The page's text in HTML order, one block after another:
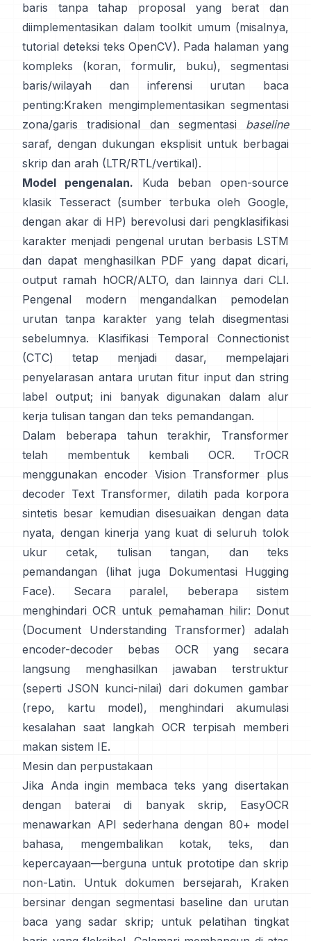
baris tanpa tahap proposal yang berat dan
diimplementasikan dalam toolkit umum (misalnya,
tutorial deteksi teks OpenCV). Pada halaman yang
kompleks (koran, formulir, buku), segmentasi
baris/wilayah dan inferensi urutan baca
penting:Kraken mengimplementasikan segmentasi
zona/garis tradisional dan segmentasi baseline
saraf, dengan dukungan eksplisit untuk berbagai
skrip dan arah (LTR/RTL/vertikal).
Model pengenalan. Kuda beban open-source
klasik Tesseract (sumber terbuka oleh Google,
dengan akar di HP) berevolusi dari pengklasifikasi
karakter menjadi pengenal urutan berbasis LSTM
dan dapat menghasilkan PDF yang dapat dicari,
output ramah hOCR/ALTO, dan lainnya dari CLI.
Pengenal modern mengandalkan pemodelan
urutan tanpa karakter yang telah disegmentasi
sebelumnya.
Klasifikasi Temporal Connectionist
(CTC)
tetap menjadi dasar, mempelajari
penyelarasan antara urutan fitur input dan string
label output; ini banyak digunakan dalam alur
kerja tulisan tangan dan teks pemandangan.
Dalam beberapa tahun terakhir, Transformer
telah membentuk kembali OCR.
TrOCR
menggunakan encoder Vision Transformer plus
decoder Text Transformer, dilatih pada korpora
sintetis besar kemudian disesuaikan dengan data
nyata, dengan kinerja yang kuat di seluruh tolok
ukur cetak, tulisan tangan, dan teks
pemandangan (lihat juga
Dokumentasi Hugging
Face). Secara paralel, beberapa sistem
menghindari OCR untuk pemahaman hilir: Donut
(Document Understanding Transformer)
adalah
encoder-decoder bebas OCR yang secara
langsung menghasilkan jawaban terstruktur
(seperti JSON kunci-nilai) dari dokumen gambar
(repo, kartu model), menghindari akumulasi
kesalahan saat langkah OCR terpisah memberi
makan sistem IE.
Mesin dan perpustakaan
Jika Anda ingin membaca teks yang disertakan
dengan baterai di banyak skrip,
EasyOCR
menawarkan API sederhana dengan 80+ model
bahasa, mengembalikan kotak, teks, dan
kepercayaan—berguna untuk prototipe dan skrip
non-Latin. Untuk dokumen bersejarah,
Kraken
bersinar dengan segmentasi baseline dan urutan
baca yang sadar skrip; untuk pelatihan tingkat